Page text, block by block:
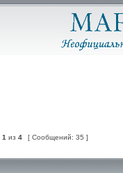
1 из 4 [ Сообщений: 35 ]